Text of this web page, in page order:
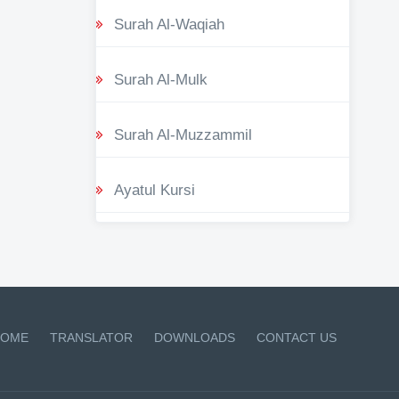
Surah Al-Waqiah
Surah Al-Mulk
Surah Al-Muzzammil
Ayatul Kursi
TRANSLATOR DOWNLOADS CONTACT US